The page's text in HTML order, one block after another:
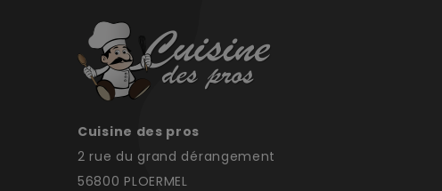
Cuisine des pros
2 rue du grand dérangement
56800 PLOERMEL